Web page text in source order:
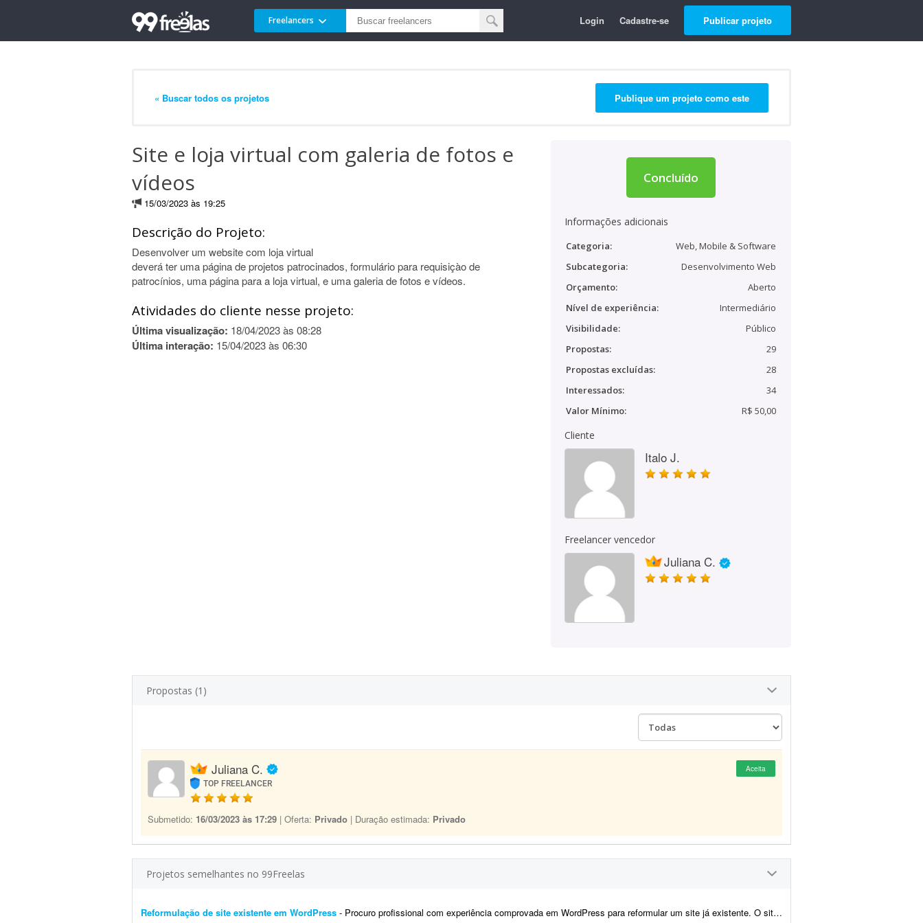
Freelancers Login Cadastre-se Publicar projeto
« Buscar todos os projetos Publique um projeto como este
Site e loja virtual com galeria de fotos e
vídeos
15/03/2023 às 19:25
Descrição do Projeto:
Desenvolver um website com loja virtual
deverá ter uma página de projetos patrocinados, formulário para requisiçào de
patrocínios, uma página para a loja virtual, e uma galeria de fotos e vídeos.
Atividades do cliente nesse projeto:
Última visualização: 18/04/2023 às 08:28
Última interação: 15/04/2023 às 06:30
Concluído
Informações adicionais
Categoria:
Web, Mobile & Software
Subcategoria:
Desenvolvimento Web
Orçamento:
Aberto
Nível de experiência:
Intermediário
Visibilidade:
Público
Propostas:
29
Propostas excluídas:
28
Interessados:
34
Valor Mínimo:
R$ 50,00
Cliente
Italo J.
Freelancer vencedor
Juliana C.
Propostas (1)
Juliana C.
TOP FREELANCER
Aceita
Submetido: 16/03/2023 às 17:29 | Oferta: Privado | Duração estimada: Privado
Projetos semelhantes no 99Freelas
Reformulação de site existente em WordPress - Procuro profissional com experiência comprovada em WordPress para reformular um site já existente. O site está no ar e possui domínio, hospedagem e estrutura funcionando...